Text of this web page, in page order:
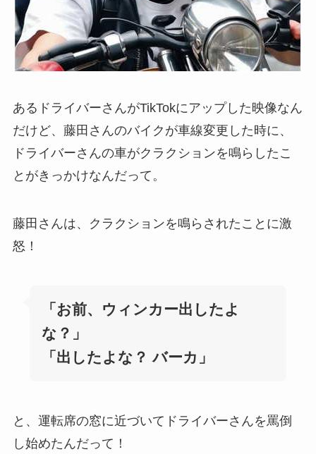
あるドライバーさんがTikTokにアップした映像なん
だけど、藤田さんのバイクが車線変更した時に、
ドライバーさんの車がクラクションを鳴らしたこ
とがきっかけなんだって。
藤田さんは、クラクションを鳴らされたことに激
怒！
「お前、ウィンカー出したよ
な？」
「出したよな？ バーカ」
と、運転席の窓に近づいてドライバーさんを罵倒
し始めたんだって！